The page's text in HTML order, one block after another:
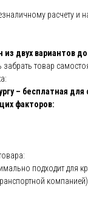
расчету и
двух вариантов
товар
– бесплатная
факторов:
подходит для